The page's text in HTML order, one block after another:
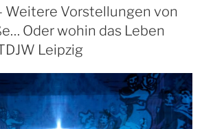
Weitere Vorstellungen von
Oder wohin das Leben
Leipzig